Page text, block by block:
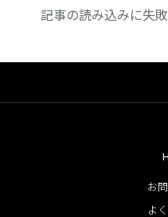
記事の読み込みに失
お
よ